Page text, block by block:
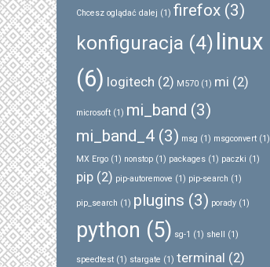
Chcesz oglądać dalej (1) firefox (3)
konfiguracja (4) linux
(6) logitech (2) M570 (1) mi (2)
microsoft (1) mi_band (3)
mi_band_4 (3) msg (1) msgconvert (1)
MX Ergo (1) nonstop (1) packages (1) paczki (1)
pip (2) pip-autoremove (1) pip-search (1)
pip_search (1) plugins (3) porady (1)
python (5) sg-1 (1) shell (1)
speedtest (1) stargate (1) terminal (2)